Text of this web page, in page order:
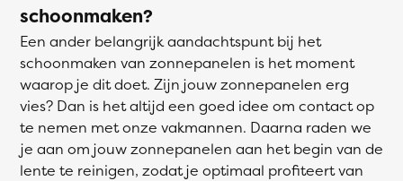
schoonmaken?
Een ander belangrijk aandachtspunt bij het
schoonmaken van zonnepanelen is het moment
waarop je dit doet. Zijn jouw zonnepanelen erg
vies? Dan is het altijd een goed idee om contact op
te nemen met onze vakmannen. Daarna raden we
je aan om jouw zonnepanelen aan het begin van de
lente te reinigen, zodat je optimaal profiteert van